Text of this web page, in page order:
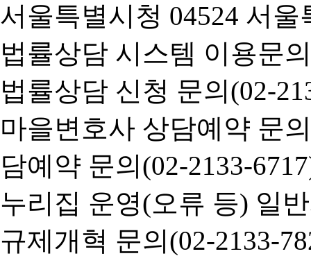
서울특별시청 04524 서
법률상담 시스템 이용문
법률상담 신청 문의(02-
마을변호사 상담예약 문
담예약 문의(02-2133-
누리집 운영(오류 등) 일
규제개혁 문의(02-2133-